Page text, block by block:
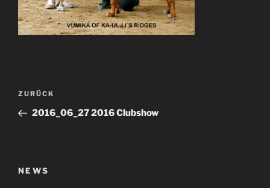
Beitragsnavigation
Vorheriger
Beitrag
ZURÜCK
2016_06_27 2016 Clubshow
NEWS